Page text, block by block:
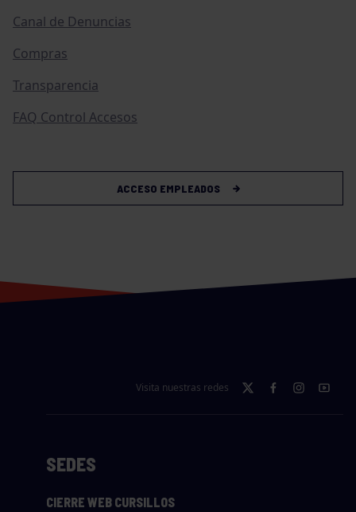
Canal de Denuncias
Compras
Transparencia
FAQ Control Accesos
ACCESO EMPLEADOS
Visita nuestras redes
SEDES
CIERRE WEB CURSILLOS